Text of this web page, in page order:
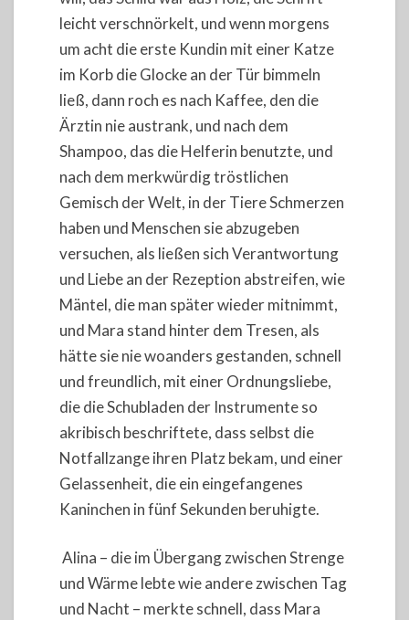
leicht verschnörkelt, und wenn morgens
um acht die erste Kundin mit einer Katze
im Korb die Glocke an der Tür bimmeln
ließ, dann roch es nach Kaffee, den die
Ärztin nie austrank, und nach dem
Shampoo, das die Helferin benutzte, und
nach dem merkwürdig tröstlichen
Gemisch der Welt, in der Tiere Schmerzen
haben und Menschen sie abzugeben
versuchen, als ließen sich Verantwortung
und Liebe an der Rezeption abstreifen, wie
Mäntel, die man später wieder mitnimmt,
und Mara stand hinter dem Tresen, als
hätte sie nie woanders gestanden, schnell
und freundlich, mit einer Ordnungsliebe,
die die Schubladen der Instrumente so
akribisch beschriftete, dass selbst die
Notfallzange ihren Platz bekam, und einer
Gelassenheit, die ein eingefangenes
Kaninchen in fünf Sekunden beruhigte.
Alina – die im Übergang zwischen Strenge
und Wärme lebte wie andere zwischen Tag
und Nacht – merkte schnell, dass Mara